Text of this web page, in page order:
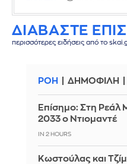
ΔΙΑΒΑΣΤΕ
περισσότερες ειδήσεις από το
ΡΟΗ ΔΗΜΟΦΙΛΗ
Επίσημο: Στη Ρεάλ
2033 ο Ντιομαντέ
IN 2 HOURS
Κωστούλας και